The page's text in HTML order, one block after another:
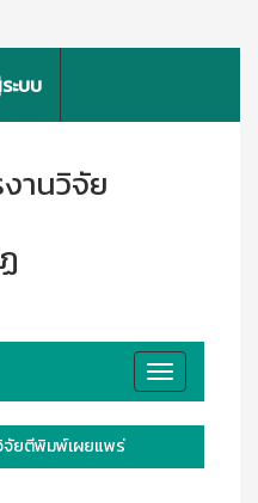
ะบบ
านวิจัย
Toggle
navigation
จัยตีพิมพ์เผยแพร่